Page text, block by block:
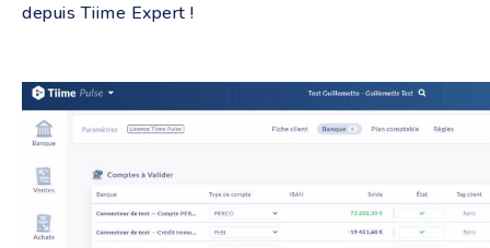
depuis Tiime Expert !